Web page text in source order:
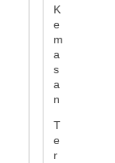
K
e
m
a
s
a
n
T
e
r